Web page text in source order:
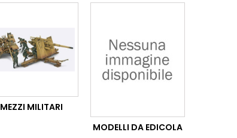
MEZZI MILITARI
MODELLI DA EDICOLA